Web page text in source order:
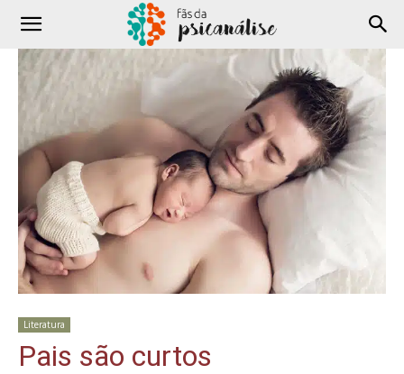
Literatura
Pais são curtos